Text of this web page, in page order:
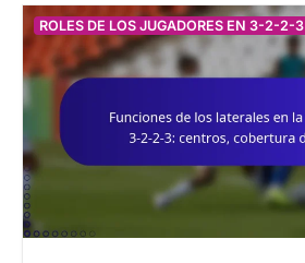
ROLES DE LOS JUGADORES EN 3-2-2-3